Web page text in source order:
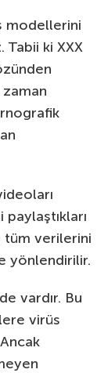
modellerini
Tabii ki XXX
zaman
tüm verilerini
yönlendirilir.
vardır. Bu
virüs